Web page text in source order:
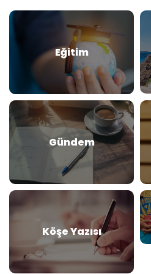
Eğitim
Gündem
Köşe Yazısı